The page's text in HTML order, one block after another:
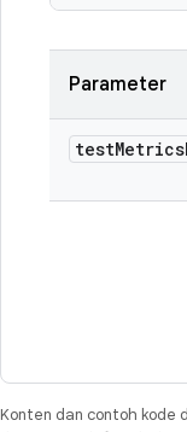
Parameter
testMetrics
Konten dan contoh kode